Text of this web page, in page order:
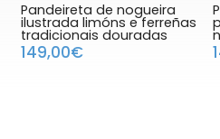
Pandeireta negra de 9
pares de ferreñas manuais
negras e parche negro
149,00€